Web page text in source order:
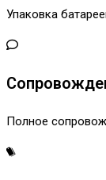
Упаковка
Полное